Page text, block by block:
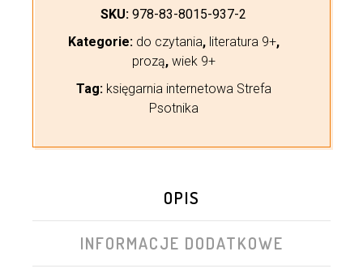
SKU: 978-83-8015-937-2
Kategorie: do czytania, literatura 9+,
prozą, wiek 9+
Tag: księgarnia internetowa Strefa
Psotnika
OPIS
INFORMACJE DODATKOWE